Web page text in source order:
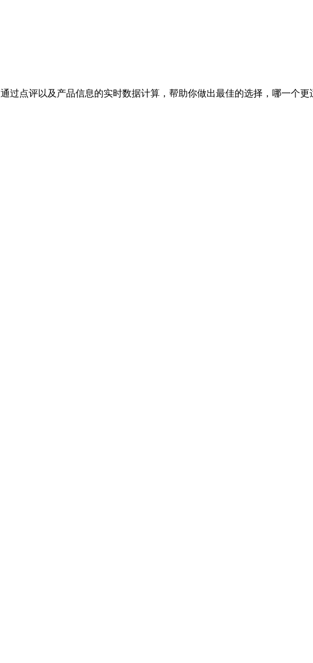
过点评以及产品信息的实时数据计算，帮助你做出最佳的选择，哪一个更